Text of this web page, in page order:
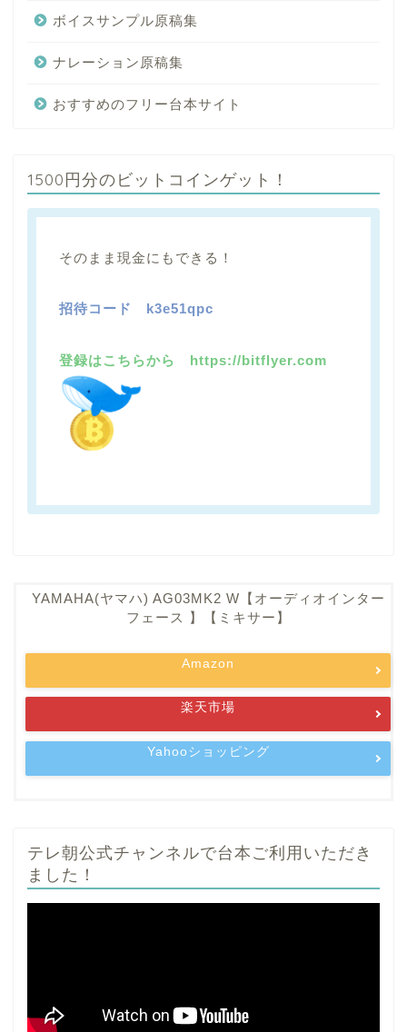
ボイスサンプル原稿集
ナレーション原稿集
おすすめのフリー台本サイト
1500円分のビットコインゲット！
そのまま現金にもできる！
招待コード k3e51qpc
登録はこちらから https://bitflyer.com
YAMAHA(ヤマハ) AG03MK2 W【オーディオインター
フェース 】【ミキサー】
Amazon
楽天市場
Yahooショッピング
テレ朝公式チャンネルで台本ご利用いただき
ました！